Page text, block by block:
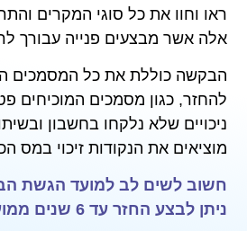
ראו וחוו את כל סוגי המקרים
אלה אשר מבצעים פנייה עבורך
הבקשה כוללת את כל המסמכים
להחזר, כגון מסמכים המוכיחים
ניכויים שלא נלקחו בחשבון
מוציאים את הנקודות זיכוי במס
חשוב לשים לב למועד הגשת
ניתן לבצע החזר עד 6 שנים ממועד מכירת הנכס.